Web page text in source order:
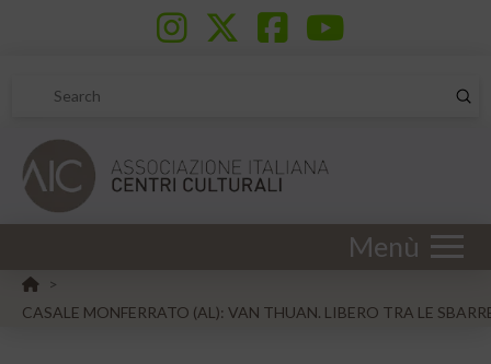
Search
Menù
HOME
>
CASALE MONFERRATO (AL): VAN THUAN. LIBERO TRA LE